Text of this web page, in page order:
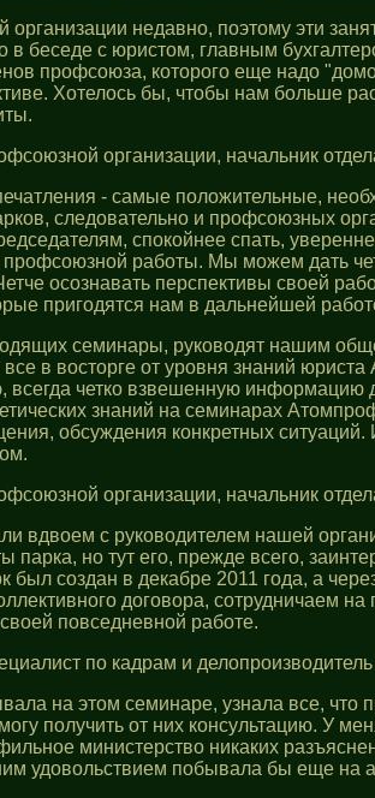
недавно, поэтому эти
в беседе с юристом, главным
профсоюза, которого еще надо
Хотелось бы, чтобы нам больше
организации, начальник
- самые положительные,
следовательно и профсоюзных
спокойнее спать,
профсоюзной работы. Мы можем дать
осознавать перспективы своей
пригодятся нам в дальнейшей
семинары, руководят нашим
в восторге от уровня знаний
всегда четко взвешенную
знаний на семинарах
обсуждения конкретных
организации, начальник
вдвоем с руководителем нашей
но тут его, прежде всего,
был создан в декабре 2011 года, а
договора, сотрудничаем
повседневной работе.
по кадрам и
на этом семинаре, узнала все,
получить от них консультацию. У
министерство никаких
удовольствием побывала бы еще на